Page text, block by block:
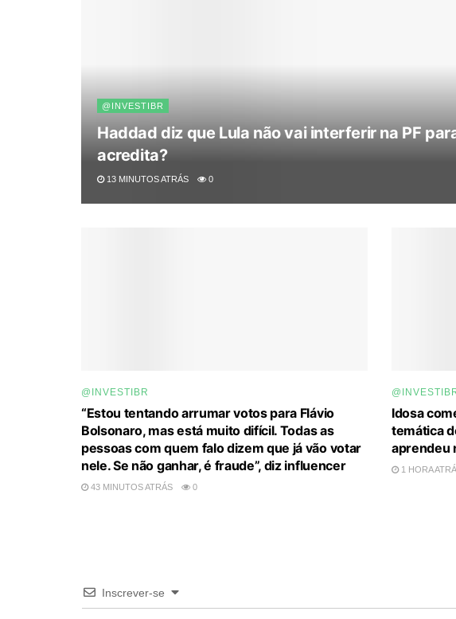
@INVESTIBR
Haddad diz que Lula não vai interferir na PF
acredita?
13 MINUTOS ATRÁS 0
@INVESTIBR
“Estou tentando arrumar votos para Flávio
Bolsonaro, mas está muito difícil. Todas as
pessoas com quem falo dizem que já vão votar
nele. Se não ganhar, é fraude”, diz influencer
43 MINUTOS ATRÁS 0
Idosa
temática
aprendeu
1 HORA
Inscrever-se